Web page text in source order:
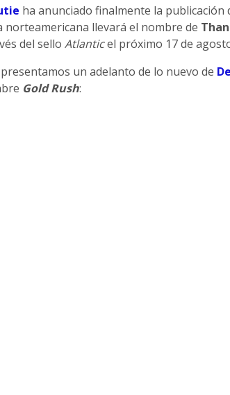
ha anunciado finalmente la publicación
norteamericana llevará el nombre de
del sello Atlanticel próximo 17 de
un adelanto de lo nuevo de
Gold Rush: